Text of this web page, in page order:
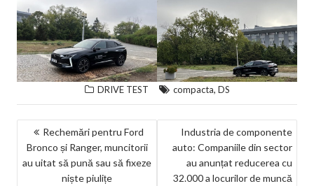
DRIVE TEST compacta, DS
NAVIGARE
ÎN
ARTICOLE
Rechemări pentru Ford
Bronco și Ranger, muncitorii
au uitat să pună sau să fixeze
niște piulițe
Industria de componente
auto: Companiile din sector
au anunțat reducerea cu
32.000 a locurilor de muncă